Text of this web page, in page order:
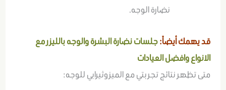
نضارة الوجه.
قد يهمك أيضاً:جلسات نضارة البشرة والوجه بالليزر مع
الانواع وافضل العيادات
متى تظهر نتائج تجربتي مع الميزوثيرابي للوجه: